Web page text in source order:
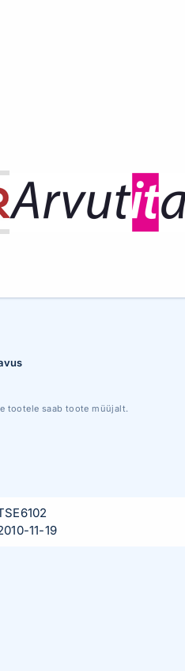
tootele saab toote müüjalt.
11-19